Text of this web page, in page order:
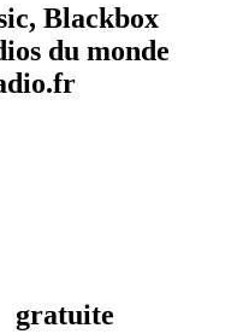
Blackbox
du monde
gratuite